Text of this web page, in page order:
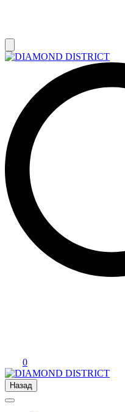
0
Назад